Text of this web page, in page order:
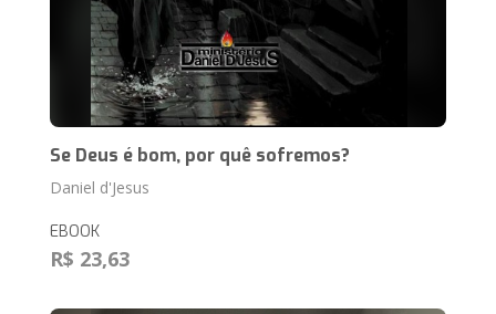
Se Deus é bom, por quê sofremos?
Daniel d'Jesus
EBOOK
R$ 23,63